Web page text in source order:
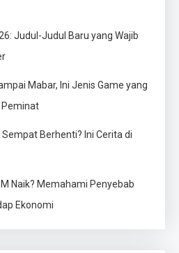
Judul-Judul Baru yang Wajib
Mabar, Ini Jenis Game yang
Peminat
Sempat Berhenti? Ini Cerita di
Naik? Memahami Penyebab
Ekonomi